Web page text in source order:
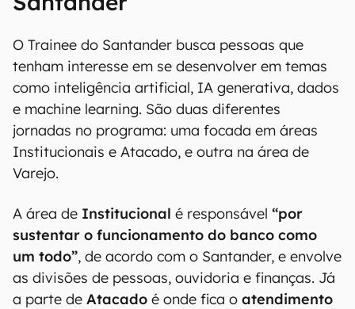
Como funciona o Trainee
Santander
O Trainee do Santander busca pessoas que
tenham interesse em se desenvolver em temas
como inteligência artificial, IA generativa, dados
e machine learning. São duas diferentes